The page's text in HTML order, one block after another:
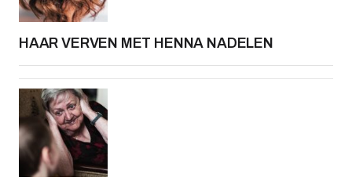
HAAR VERVEN MET HENNA NADELEN